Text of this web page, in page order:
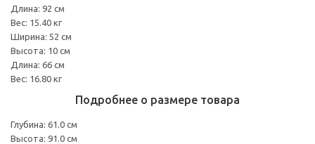
Длина: 92 см
Вес: 15.40 кг
Ширина: 52 см
Высота: 10 см
Длина: 66 см
Вес: 16.80 кг
Подробнее о размере товара
Глубина: 61.0 см
Высота: 91.0 см